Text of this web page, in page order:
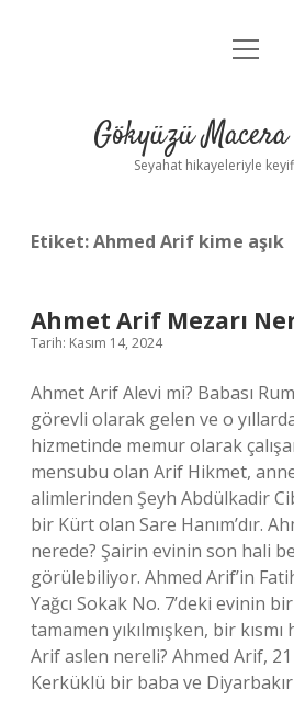
Anasayfa
Yasal Uyarı
menüyü
Gökyüzü
Seyahat hikayeleriyle
Etiket:Ahmed Arif kime aşık
Ahmet Arif Mezarı
Tarih: Kasım 14, 2024
Ahmet Arif Alevi mi? Babası
görevli olarak gelen ve o
hizmetinde memur olarak
mensubu olan Arif Hikmet,
alimlerinden Şeyh Abdülkadir
bir Kürt olan Sare Hanım’dır.
nerede? Şairin evinin son hali
görülebiliyor. Ahmed Arif’in
Yağcı Sokak No. 7’deki evinin
tamamen yıkılmışken, bir
Arif aslen nereli? Ahmed Arif, 21
Kerküklü bir baba ve